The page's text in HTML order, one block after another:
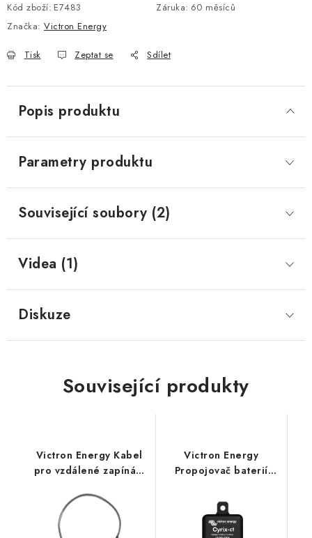
JAK VYBRAT SOLÁRNÍ SYSTÉM
KONTAKTY
GDPR
Prodejna JESENICE Prodejna PRAHA
GDPR
OVĚŘOVÁNÍ RECENZÍ
ZPĚTNÝ ODBĚR ELEKTROZAŘÍZENÍ, BATERIÍ A
AKUMULÁTORŮ
Kód zboží: E7483 Záruka: 60 měsíců
Značka: Victron Energy
Tisk Zeptat se Sdílet
Popis produktu
Parametry produktu
Související soubory (2)
Videa (1)
Diskuze
Související produkty
Victron Energy Kabel
pro vzdálené zapínání
Orion-Tr
Victron Energy
Propojovač baterií